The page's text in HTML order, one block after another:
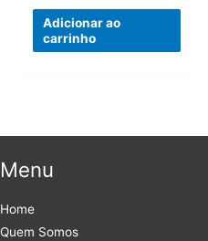
Adicionar ao
carrinho
Menu
Home
Quem Somos